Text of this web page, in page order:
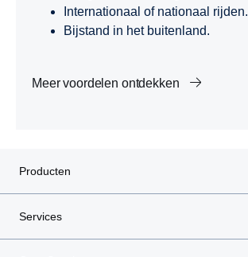
Internationaal of nationaal rijden.
Bijstand in het buitenland.
Meer voordelen ontdekken
Producten
Services